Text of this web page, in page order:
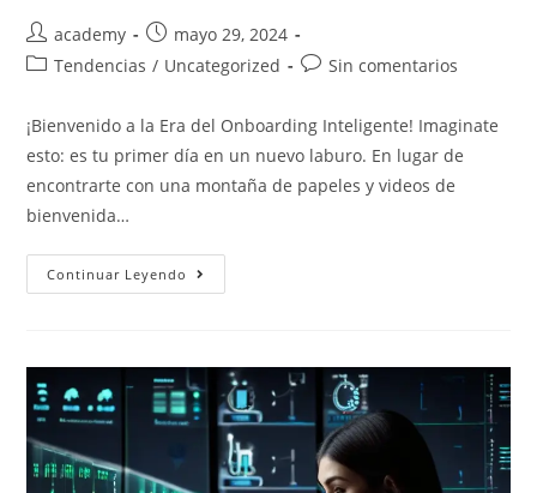
academy
mayo 29, 2024
Tendencias / Uncategorized Sin comentarios
¡Bienvenido a la Era del Onboarding Inteligente! Imaginate
esto: es tu primer día en un nuevo laburo. En lugar de
encontrarte con una montaña de papeles y videos de
bienvenida…
Continuar Leyendo